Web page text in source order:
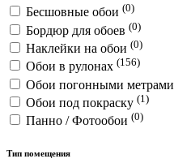
Бесшовные обои (0)
Бордюр для обоев (0)
Наклейки на обои (0)
Обои в рулонах (156)
Обои погонными метрами
Обои под покраску (1)
Панно / Фотообои (0)
Тип помещения